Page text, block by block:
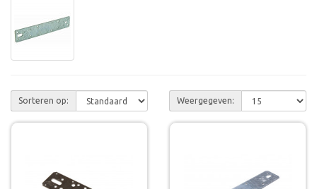
Sorteren op: Weergegeven: